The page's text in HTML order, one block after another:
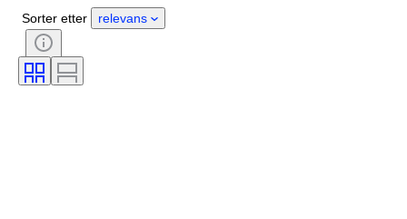
Stein
Finhet
Stil
Farge
Arkeologi-typer
Sorter etter relevans